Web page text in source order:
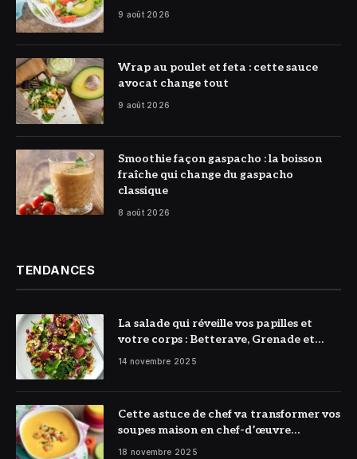
9 août 2026
© DR
Wrap au poulet et feta : cette sauce
avocat change tout
9 août 2026
© DR
Smoothie façon gaspacho : la boisson
fraîche qui change du gaspacho
classique
8 août 2026
TENDANCES
La salade qui réveille vos papilles et
votre corps : Betterave, Grenade et
Citron à l’honneur
14 novembre 2025
Cette astuce de chef va transformer vos
soupes maison en chef-d’œuvre
réconfortant
18 novembre 2025